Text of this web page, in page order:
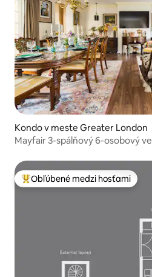
Kondo v meste Greater London
Mayfair 3-spálňový 6-osobový
Najobľúbenejšie medzi hosťami
Obľúbené medzi hosťami